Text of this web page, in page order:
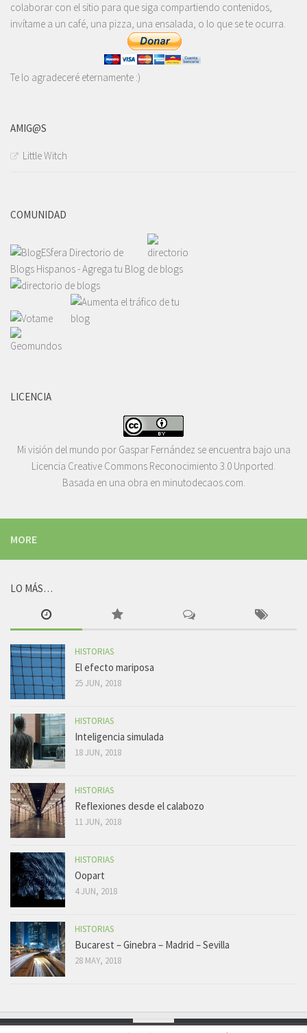
colaborar con el sitio para que siga compartiendo contenidos,
invítame a un café, una pizza, una ensalada, o lo que se te ocurra.
Te lo agradeceré eternamente :)
AMIG@S
Little Witch
COMUNIDAD
LICENCIA
Mi visión del mundo por Gaspar Fernández se encuentra bajo una
Licencia Creative Commons Reconocimiento 3.0 Unported.
Basada en una obra en minutodecaos.com.
MORE
LO MÁS…
HISTORIAS
El efecto mariposa
25 JUN, 2018
HISTORIAS
Inteligencia simulada
18 JUN, 2018
HISTORIAS
Reflexiones desde el calabozo
11 JUN, 2018
HISTORIAS
Oopart
4 JUN, 2018
HISTORIAS
Bucarest – Ginebra – Madrid – Sevilla
28 MAY, 2018